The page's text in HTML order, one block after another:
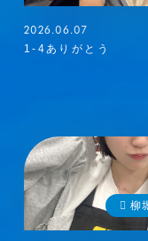
2026.06.07
1-4ありがとう
柳